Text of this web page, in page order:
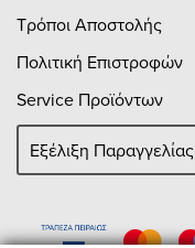
Τρόποι Αποστολής
Πολιτική Επιστροφών
Service Προϊόντων
Εξέλιξη Παραγγελίας